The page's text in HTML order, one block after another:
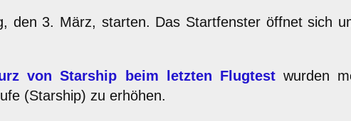
den 3. März, starten. Das Startfenster öffnet sich
von Starship beim letzten Flugtest wurden
(Starship) zu erhöhen.